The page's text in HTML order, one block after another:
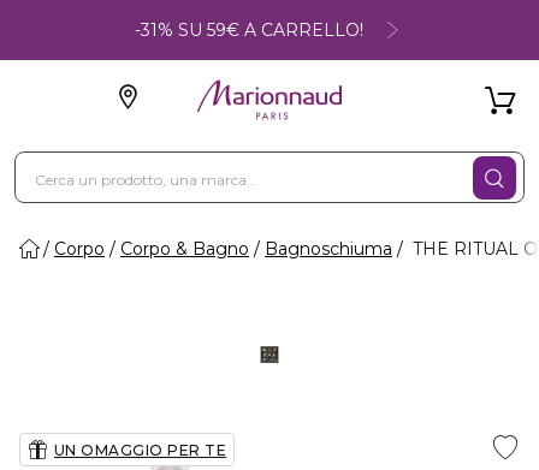
-31% SU 59€ A CARRELLO!
Corpo Corpo & Bagno Bagnoschiuma THE RITUAL
UN OMAGGIO PER TE